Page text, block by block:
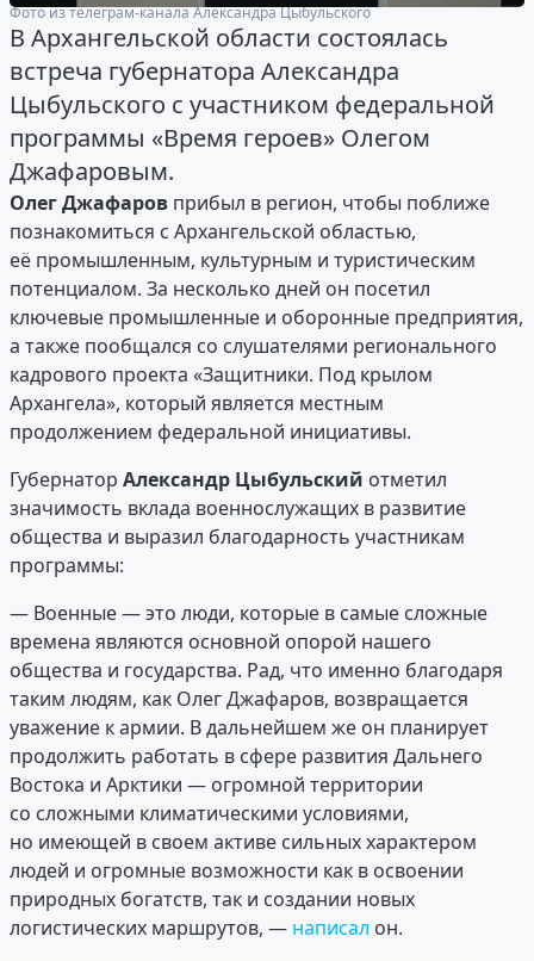
Фото из телеграм-канала Александра Цыбульского
В Архангельской области состоялась
встреча губернатора Александра
Цыбульского с участником федеральной
программы «Время героев» Олегом
Джафаровым.
Олег Джафаров прибыл в регион, чтобы поближе
познакомиться с Архангельской областью,
её промышленным, культурным и туристическим
потенциалом. За несколько дней он посетил
ключевые промышленные и оборонные предприятия,
а также пообщался со слушателями регионального
кадрового проекта «Защитники. Под крылом
Архангела», который является местным
продолжением федеральной инициативы.
Губернатор Александр Цыбульский отметил
значимость вклада военнослужащих в развитие
общества и выразил благодарность участникам
программы:
— Военные — это люди, которые в самые сложные
времена являются основной опорой нашего
общества и государства. Рад, что именно благодаря
таким людям, как Олег Джафаров, возвращается
уважение к армии. В дальнейшем же он планирует
продолжить работать в сфере развития Дальнего
Востока и Арктики — огромной территории
со сложными климатическими условиями,
но имеющей в своем активе сильных характером
людей и огромные возможности как в освоении
природных богатств, так и создании новых
логистических маршрутов, — написал он.